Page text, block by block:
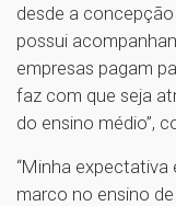
desde a concepção
possui
empresas pagam
faz com que seja
do ensino médio”,
“Minha expectativa
marco no ensino